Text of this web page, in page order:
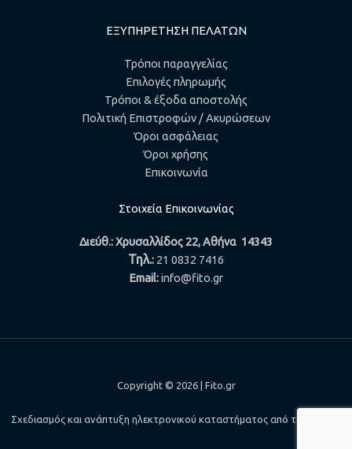
ΕΞΥΠΗΡΕΤΗΣΗ ΠΕΛΑΤΩΝ
Τρόποι παραγγελίας
Επιλογές πληρωμής
Τρόποι & έξοδα αποστολής
Πολιτική Επιστροφών / Ακυρώσεων
Όροι ασφάλειας
Όροι χρήσης
Επικοινωνία
Στοιχεία Επικοινωνίας
Διεύθ.: Χρυσαλλίδος 22, Αθήνα 14343
Τηλ.: 21 0832 7416
Email:info@fito.gr
Copyright © 2026 | Fito.gr
Σχεδιασμός και ανάπτυξη ηλεκτρονικού καταστήματος από τη